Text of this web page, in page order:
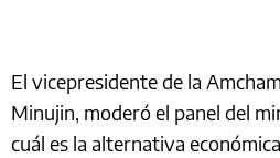
El vicepresidente de la
Minujin, moderó el panel del
cuál es la alternativa